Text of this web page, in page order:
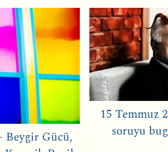
Gücü,
15 Temmuz
soruyu